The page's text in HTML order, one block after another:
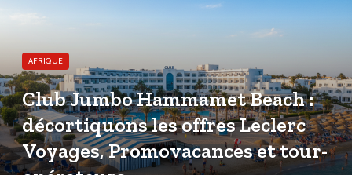
AFRIQUE
Club Jumbo Hammamet Beach :
décortiquons les offres Leclerc
Voyages, Promovacances et tour-